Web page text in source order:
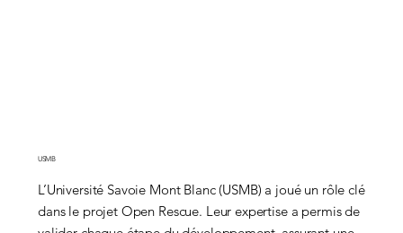
USMB
L’Université Savoie Mont Blanc (USMB) a joué un rôle clé
dans le projet Open Rescue. Leur expertise a permis de